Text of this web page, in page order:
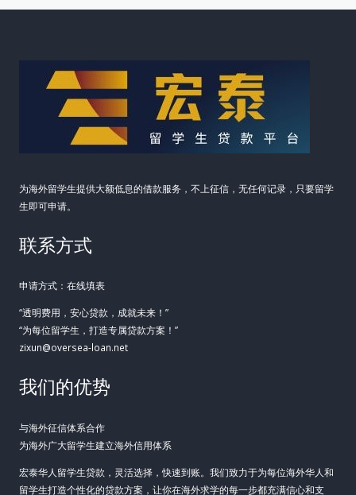
海
为海外留学生提供大额低息的借款服务，不上征信，无任何记录，只要留学
生即可申请。
联系方式
申请方式：在线填表
“透明费用，安心贷款，成就未来！”
“为每位留学生，打造专属贷款方案！”
zixun@oversea-loan.net
我们的优势
与海外征信体系合作
为海外广大留学生建立海外信用体系
宏泰华人留学生贷款，灵活选择，快速到账。我们致力于为每位海外华人和
留学生打造个性化的贷款方案，让你在海外求学的每一步都充满信心和支